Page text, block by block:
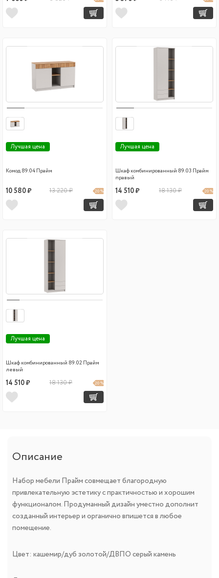
Лучшая цена
Комод 89.04 Прайм
10 580 ₽ 13 220 ₽ 20 %
Лучшая цена
Шкаф комбинированный 89.03 Прайм
правый
14 510 ₽ 18 130 ₽ 20 %
Лучшая цена
Шкаф комбинированный 89.02 Прайм
левый
14 510 ₽ 18 130 ₽ 20 %
Описание
Набор мебели Прайм совмещает благородную
привлекательную эстетику с практичностью и хорошим
функционалом. Продуманный дизайн уместно дополнит
созданный интерьер и органично впишется в любое
помещение.
Цвет: кашемир/дуб золотой/ДВПО серый камень